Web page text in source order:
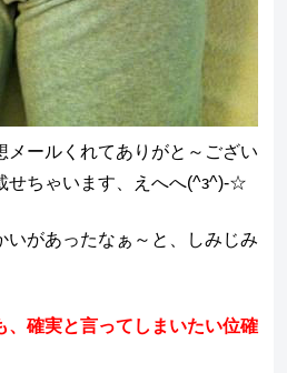
メールくれてありがと～ござい
せちゃいます、えへへ(^з^)-☆
いがあったなぁ～と、しみじみ
、確実と言ってしまいたい位確